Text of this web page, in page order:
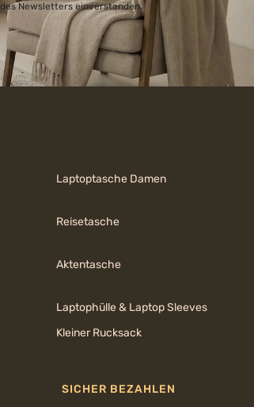
Newsletters einverstanden.
Laptoptasche Damen
Reisetasche
Aktentasche
Laptophülle & Laptop Sleeves
Kleiner Rucksack
SICHER BEZAHLEN